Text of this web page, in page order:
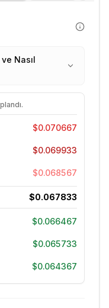
Nasıl
$0.070667
$0.069933
$0.068567
$0.067833
$0.066467
$0.065733
$0.064367